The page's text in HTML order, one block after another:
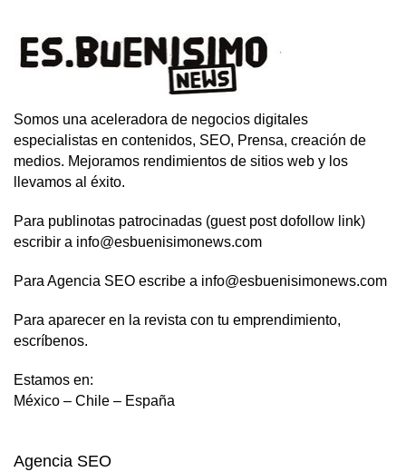
Somos una aceleradora de negocios digitales
especialistas en contenidos, SEO, Prensa, creación de
medios. Mejoramos rendimientos de sitios web y los
llevamos al éxito.
Para publinotas patrocinadas (guest post dofollow link)
escribir a info@esbuenisimonews.com
Para Agencia SEO escribe a info@esbuenisimonews.com
Para aparecer en la revista con tu emprendimiento,
escríbenos.
Estamos en:
México – Chile – España
Agencia SEO